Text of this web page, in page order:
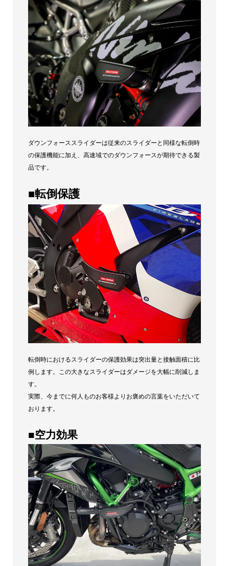
ー
(ス
テ
ッ
カ
ー
付)
個
ダウンフォーススライダーは従来のスライダーと同様な転倒時
の保護機能に加え、高速域でのダウンフォースが期待できる製
品です。
■転倒保護
転倒時におけるスライダーの保護効果は突出量と接触面積に比
例します。この大きなスライダーはダメージを大幅に削減しま
す。
実際、今までに何人ものお客様よりお褒めの言葉をいただいて
おります。
■空力効果